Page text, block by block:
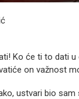
Ko će ti to dati
on važnost
ustvari bio sam